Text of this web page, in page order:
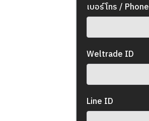
เบอร์โทร / Phone
Weltrade ID
Line ID